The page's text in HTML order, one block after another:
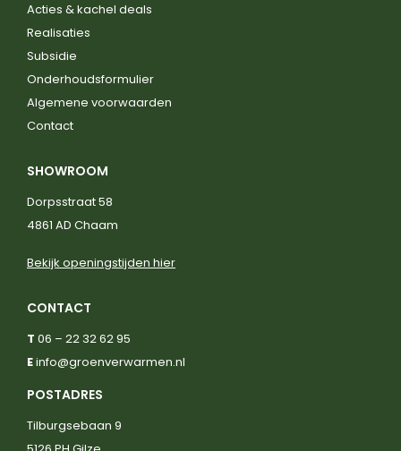
Acties & kachel deals
Realisaties
Subsidie
Onderhoudsformulier
Algemene voorwaarden
Contact
SHOWROOM
Dorpsstraat 58
4861 AD Chaam
Bekijk openingstijden hier
CONTACT
T 06 – 22 32 62 95
Einfo@groenverwarmen.nl
POSTADRES
Tilburgsebaan 9